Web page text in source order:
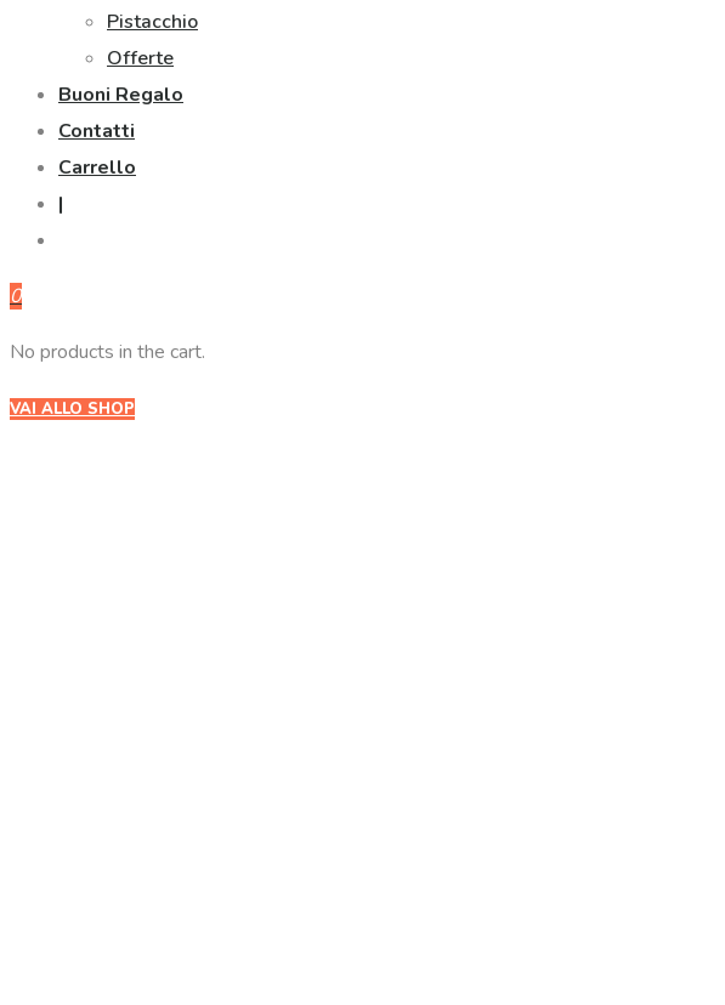
Pistacchio
Offerte
Buoni Regalo
Contatti
Carrello
|
0
No products in the cart.
VAI ALLO SHOP